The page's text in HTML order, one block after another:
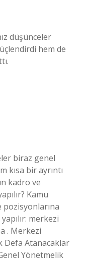
düşünceler
hem de
biraz genel
kısa bir ayrıntı
kadro ve
Kamu
pozisyonlarına
merkezi
. Merkezi
Defa Atanacaklar
Yönetmelik